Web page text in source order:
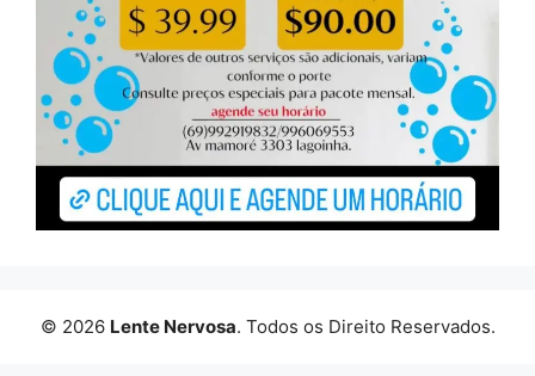
© 2026 Lente Nervosa. Todos os Direito Reservados.